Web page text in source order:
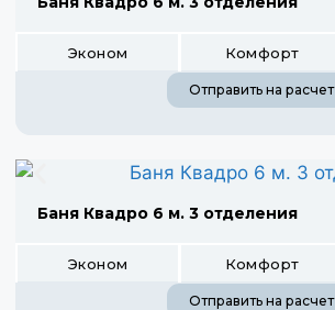
Эконом Комфорт
Отправить на расчет
Баня Квадро 6 м. 3 отделения
Эконом Комфорт
Отправить на расчет